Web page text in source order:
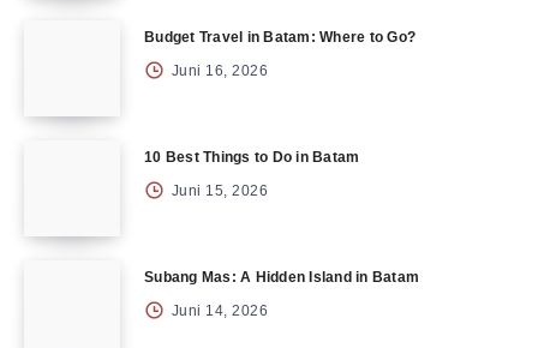
Budget Travel in Batam: Where to Go?
Juni 16, 2026
10 Best Things to Do in Batam
Juni 15, 2026
Subang Mas: A Hidden Island in Batam
Juni 14, 2026